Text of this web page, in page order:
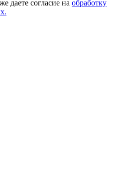
даете согласие на обработку